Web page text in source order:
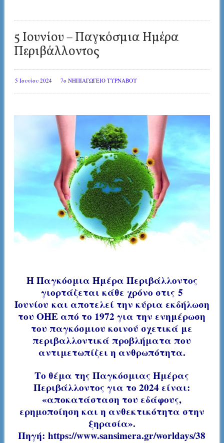
5 Ιουνίου – Παγκόσμια Ημέρα
Περιβάλλοντος
5 Ιουνίου 2024 7ο ΝΗΠΙΑΓΩΓΕΙΟ ΤΥΡΝΑΒΟΥ
Η Παγκόσμια Ημέρα Περιβάλλοντος
γιορτάζεται κάθε χρόνο στις 5
Ιουνίου και αποτελεί την κύρια εκδήλωση
του ΟΗΕ από το 1972 για την ενημέρωση
του παγκόσμιου κοινού σχετικά με
περιβαλλοντικά προβλήματα που
αντιμετωπίζει η ανθρωπότητα.
Το θέμα της Παγκόσμιας Ημέρας
Περιβάλλοντος για το 2024 είναι:
«αποκατάσταση του εδάφους,
ερημοποίηση και η ανθεκτικότητα στην
ξηρασία».
Πηγή:https://www.sansimera.gr/worldays/38